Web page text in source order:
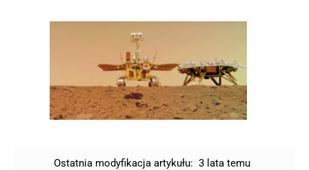
Ostatnia modyfikacja artykułu: 3 lata temu